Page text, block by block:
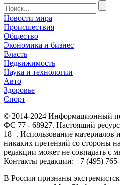
Новости мира
Происшествия
Общество
Экономика и бизнес
Власть
Недвижимость
Наука и технологии
Авто
Здоровье
Спорт
© 2014-2024 Информационный
ФС 77 - 68927. Настоящий
18+. Использование материалов
никаких претензий со стороны
редакции может не совпадать с
Контакты редакции: +7 (495)
В России признаны